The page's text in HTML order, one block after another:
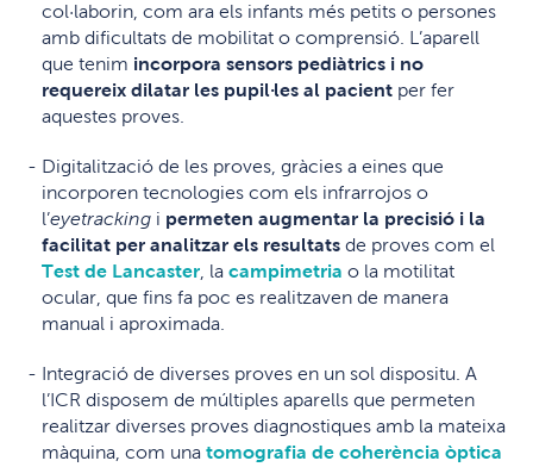
col·laborin, com ara els infants més petits o persones
amb dificultats de mobilitat o comprensió. L’aparell
que tenim incorpora sensors pediàtrics i no
requereix dilatar les pupil·les al pacient per fer
aquestes proves.
Digitalització de les proves, gràcies a eines que
incorporen tecnologies com els infrarrojos o
l’eyetracking i permeten augmentar la precisió i la
facilitat per analitzar els resultats de proves com el
Test de Lancaster , la campimetria o la motilitat
ocular, que fins fa poc es realitzaven de manera
manual i aproximada.
Integració de diverses proves en un sol dispositu. A
l’ICR disposem de múltiples aparells que permeten
realitzar diverses proves diagnostiques amb la mateixa
màquina, com una tomografia de coherència òptica